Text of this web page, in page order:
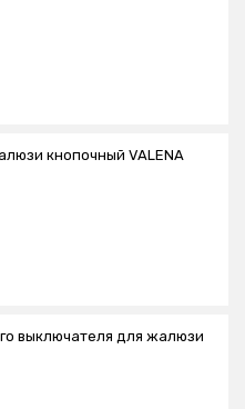
кнопочный VALENA
выключателя для жалюзи